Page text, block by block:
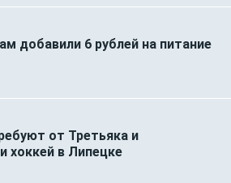
добавили 6 рублей на питание
от Третьяка и
хоккей в Липецке